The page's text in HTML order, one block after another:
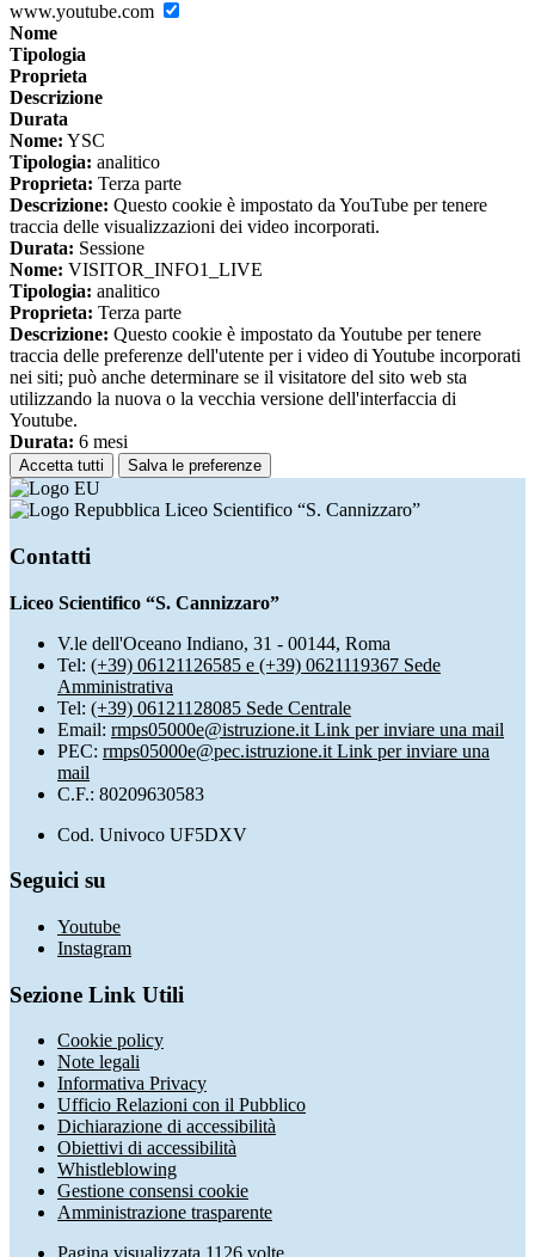
www.youtube.com
Nome
Tipologia
Proprieta
Descrizione
Durata
Nome: YSC
Tipologia: analitico
Proprieta: Terza parte
Descrizione: Questo cookie è impostato da YouTube per tenere
traccia delle visualizzazioni dei video incorporati.
Durata: Sessione
Nome: VISITOR_INFO1_LIVE
Tipologia: analitico
Proprieta: Terza parte
Descrizione: Questo cookie è impostato da Youtube per tenere
traccia delle preferenze dell'utente per i video di Youtube incorporati
nei siti; può anche determinare se il visitatore del sito web sta
utilizzando la nuova o la vecchia versione dell'interfaccia di
Youtube.
Durata: 6 mesi
Accetta tutti Salva le preferenze
Liceo Scientifico “S. Cannizzaro”
Contatti
Liceo Scientifico “S. Cannizzaro”
V.le dell'Oceano Indiano, 31 - 00144, Roma
Tel: (+39) 06121126585 e (+39) 0621119367 Sede
Amministrativa
Tel: (+39) 06121128085 Sede Centrale
Email: rmps05000e@istruzione.it Link per inviare una mail
PEC: rmps05000e@pec.istruzione.it Link per inviare una
mail
C.F.: 80209630583
Cod. Univoco UF5DXV
Seguici su
Youtube
Instagram
Sezione Link Utili
Cookie policy
Note legali
Informativa Privacy
Ufficio Relazioni con il Pubblico
Dichiarazione di accessibilità
Obiettivi di accessibilità
Whistleblowing
Gestione consensi cookie
Amministrazione trasparente